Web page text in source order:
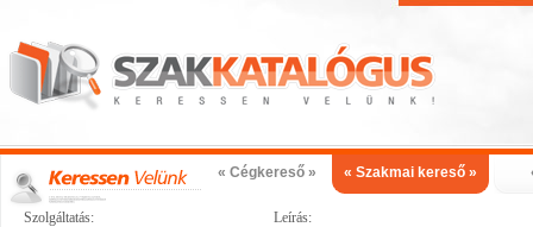
« Cégkereső » « Szakmai kereső »
Szolgáltatás: Leírás: